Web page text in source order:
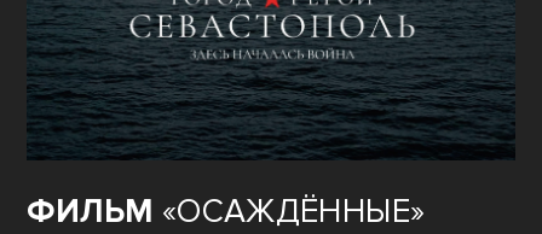
ФИЛЬМ «ОСАЖДЁННЫЕ»